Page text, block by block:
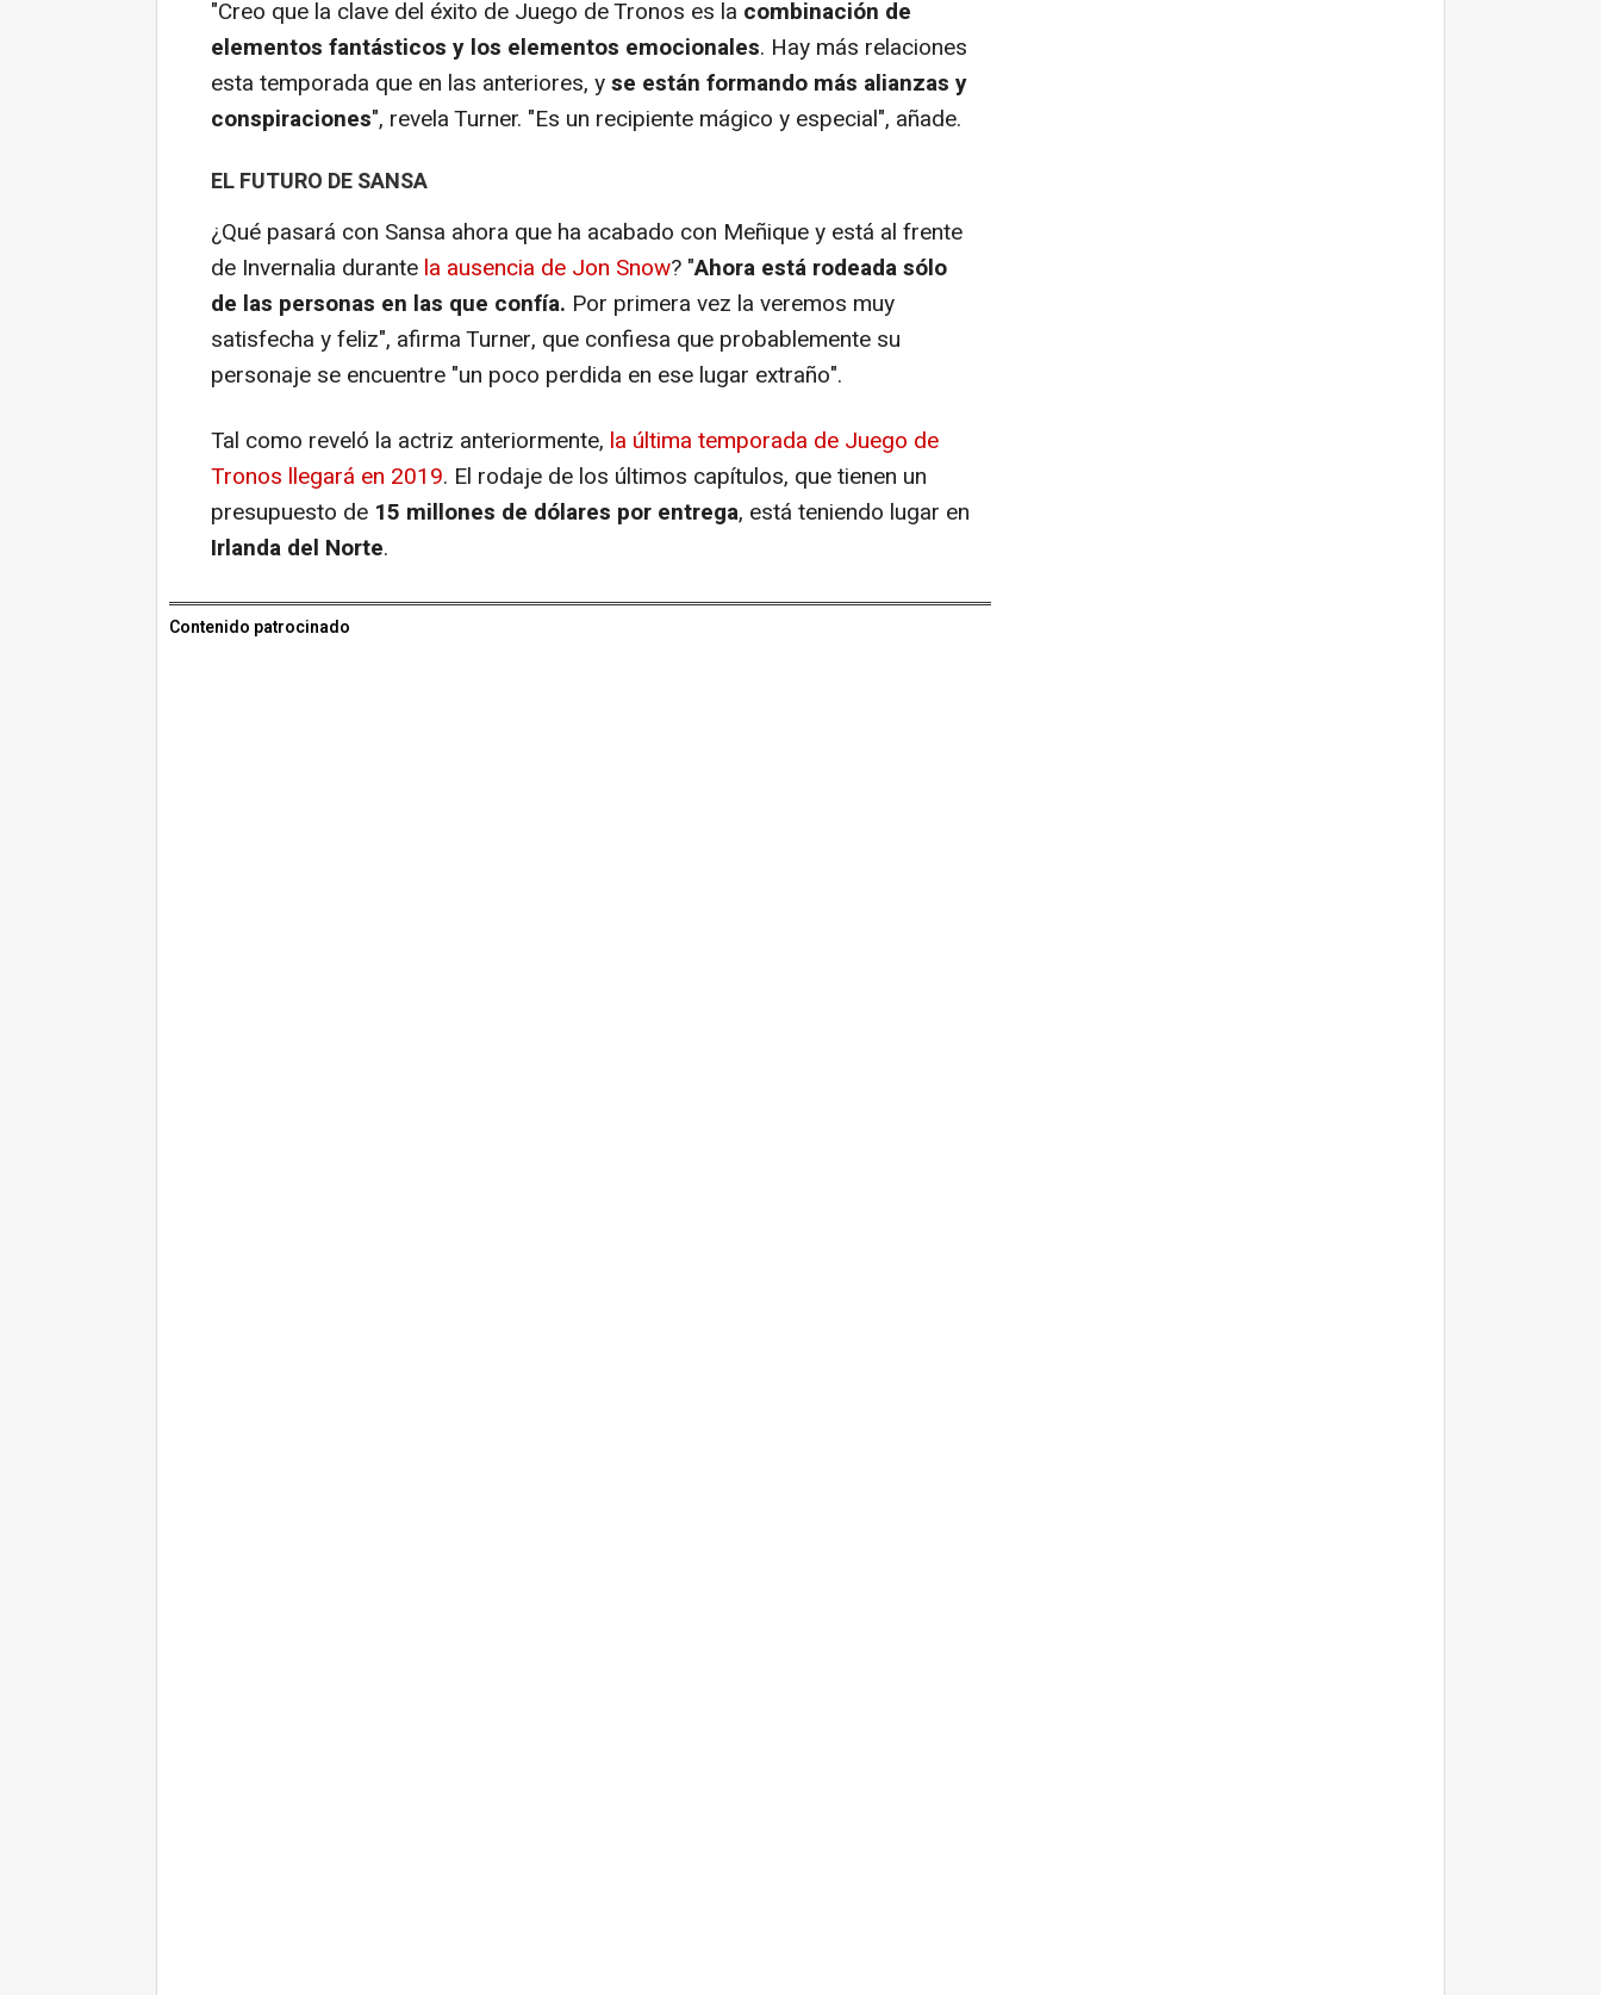
"Creo que la clave del éxito de Juego de Tronos es la combinación de
elementos fantásticos y los elementos emocionales. Hay más relaciones
esta temporada que en las anteriores, yse están formando más alianzas y
conspiraciones", revela Turner. "Es un recipiente mágico y especial", añade.
EL FUTURO DE SANSA
¿Qué pasará con Sansa ahora que ha acabado con Meñique y está al frente
de Invernalia durante la ausencia de Jon Snow? "Ahora está rodeada sólo
de las personas en las que confía. Por primera vez la veremos muy
satisfecha y feliz", afirma Turner, que confiesa que probablemente su
personaje se encuentre "un poco perdida en ese lugar extraño".
Tal como reveló la actriz anteriormente, la última temporada de Juego de
Tronos llegará en 2019. El rodaje de los últimos capítulos, que tienen un
presupuesto de 15 millones de dólares por entrega, está teniendo lugar en
Irlanda del Norte.
Contenido patrocinado